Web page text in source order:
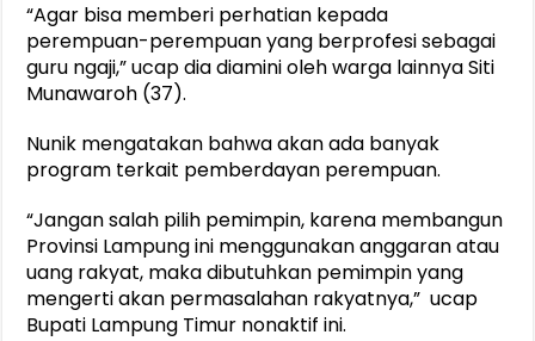
“Agar bisa memberi perhatian kepada
perempuan-perempuan yang berprofesi sebagai
guru ngaji,” ucap dia diamini oleh warga lainnya Siti
Munawaroh (37).
Nunik mengatakan bahwa akan ada banyak
program terkait pemberdayan perempuan.
“Jangan salah pilih pemimpin, karena membangun
Provinsi Lampung ini menggunakan anggaran atau
uang rakyat, maka dibutuhkan pemimpin yang
mengerti akan permasalahan rakyatnya,” ucap
Bupati Lampung Timur nonaktif ini.